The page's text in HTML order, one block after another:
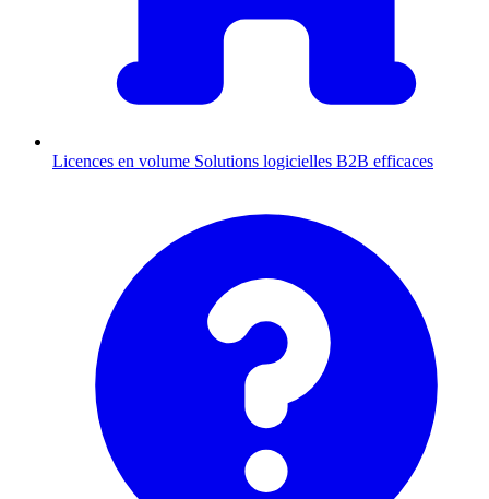
Licences en volume Solutions logicielles B2B efficaces